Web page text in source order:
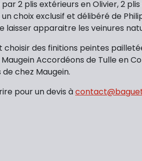
2 plis extérieurs en Olivier, 2
choix exclusif et délibéré de
laisser apparaitre les veinures
des finitions peintes
Accordéons de Tulle en
chez Maugein.
pour un devis à